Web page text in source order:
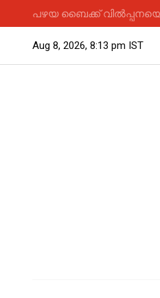
പഴയ ബൈക്ക്
Aug 8, 2026, 8:13 pm IST